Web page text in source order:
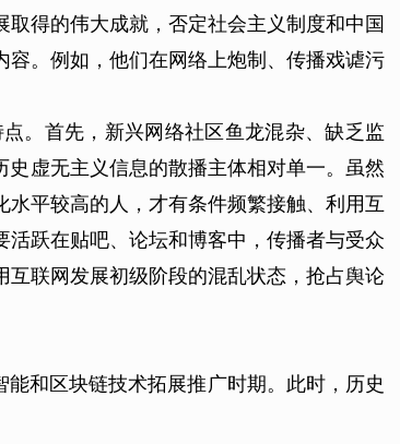
得的伟大成就，否定社会主义制度和中国
。例如，他们在网络上炮制、传播戏谑污
。首先，新兴网络社区鱼龙混杂、缺乏监
虚无主义信息的散播主体相对单一。虽然
平较高的人，才有条件频繁接触、利用互
跃在贴吧、论坛和博客中，传播者与受众
联网发展初级阶段的混乱状态，抢占舆论
和区块链技术拓展推广时期。此时，历史